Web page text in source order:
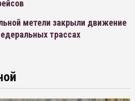
метели закрыли движение
трассах